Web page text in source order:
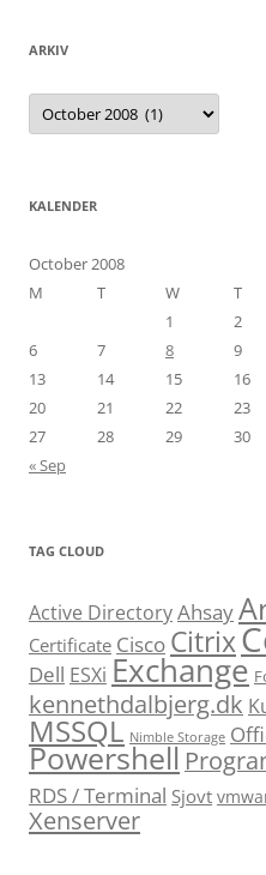
ARKIV
Arkiv
KALENDER
October 2008
M
T W T
1
2
6
7 8 9
13
14 15 16
20
21 22 23
27
28 29 30
« Sep
TAG CLOUD
Active DirectoryAhsay
Certificate Cisco Citrix
Dell ESXi Exchange
kennethdalbjerg.dk
MSSQL Nimble Storage
Powershell
RDS / Terminal Sjovt
Xenserver